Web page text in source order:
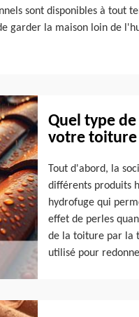
sont disponibles à
garder la maison loin de
Quel type
votre toiture
Tout d'abord, la
différents produits
hydrofuge qui
effet de perles
de la toiture par la
utilisé pour